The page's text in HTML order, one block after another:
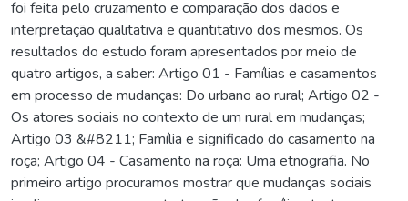
foi feita pelo cruzamento e comparação dos dados e
interpretação qualitativa e quantitativo dos mesmos. Os
resultados do estudo foram apresentados por meio de
quatro artigos, a saber: Artigo 01 - Famílias e casamentos
em processo de mudanças: Do urbano ao rural; Artigo 02 -
Os atores sociais no contexto de um rural em mudanças;
Artigo 03 &#8211; Família e significado do casamento na
roça; Artigo 04 - Casamento na roça: Uma etnografia. No
primeiro artigo procuramos mostrar que mudanças sociais